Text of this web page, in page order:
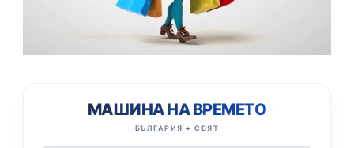
МАШИНА НА ВРЕМЕТО
БЪЛГАРИЯ + СВЯТ